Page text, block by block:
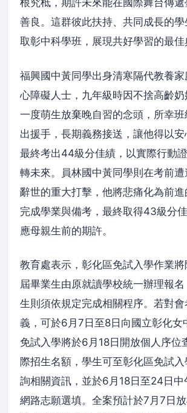
善良。這群彼此扶持、共同成長的
取彰中科學班，展現共好學習的最佳
福興國中黃同學出身清寒隔代教養
心障礙人士，九年級時因不捨高齡奶
一度萌生放棄晚自習的念頭，所幸
出援手，長期義務接送，讓他得以安
最終考出44級分佳績，以實際行動
轉未來。員林國中黃同學則在考前
辭世的重大打擊，他將悲痛化為前
完成學業與備考，最終取得43級分
應母親生前的期許。
教育處表示，彰化區免試入學作業
屆畢業生由原就讀學校統一辦理報
生則須依規定完成相關程序。若對
義，可於6月7日至8日向國立彰化女
免試入學將於6月18日開放個人序位
際招生名額，學生可至彰化區免試
詢相關資訊，並於6月18日至24日中
網路志願選填。全案預計於7月7日